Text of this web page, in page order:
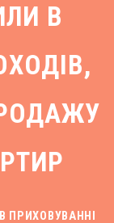
В
ПРИХОВУВАННІ